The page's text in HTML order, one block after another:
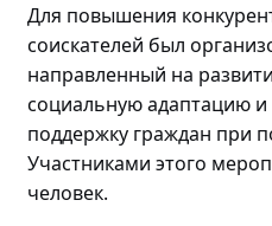
Для повышения
соискателей был
направленный на
социальную адаптацию и
поддержку граждан при
Участниками этого
человек.